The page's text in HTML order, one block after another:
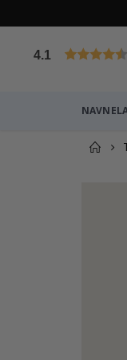
4.1